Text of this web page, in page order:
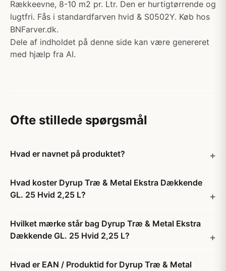
Rækkeevne, 8-10 m2 pr. Ltr. Den er hurtigtørrende og
lugtfri. Fås i standardfarven hvid & S0502Y. Køb hos
BNFarver.dk.
Dele af indholdet på denne side kan være genereret
med hjælp fra AI.
Ofte stillede spørgsmål
Hvad er navnet på produktet?
Hvad koster Dyrup Træ & Metal Ekstra Dækkende
GL. 25 Hvid 2,25 L?
Hvilket mærke står bag Dyrup Træ & Metal Ekstra
Dækkende GL. 25 Hvid 2,25 L?
Hvad er EAN / Produktid for Dyrup Træ & Metal